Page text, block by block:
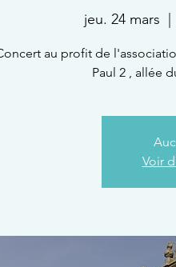
jeu. 24 mars
au profit de
Paul 2 , allée
Voir